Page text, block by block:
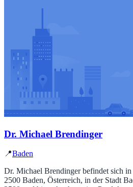
Dr. Michael Brendinger
📍Baden
Dr. Michael Brendinger befindet sich in
2500 Baden, Österreich, in der Stadt